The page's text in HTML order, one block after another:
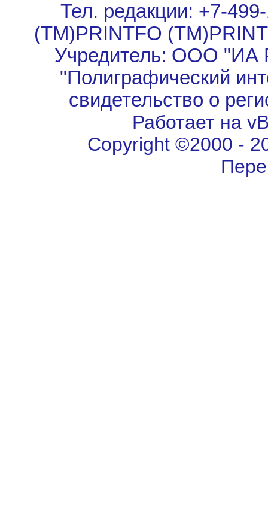
Тел. редакции: +7-
(TM)PRINTFO
Учредитель: ООО "ИА
"Полиграфический
свидетельство о
Работает на
Copyright ©2000 -